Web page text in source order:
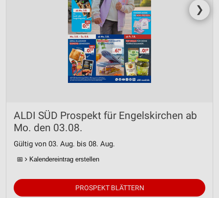
❯
ALDI SÜD Prospekt für Engelskirchen ab
Mo. den 03.08.
Gültig von 03. Aug. bis 08. Aug.
📅 Kalendereintrag erstellen
PROSPEKT BLÄTTERN